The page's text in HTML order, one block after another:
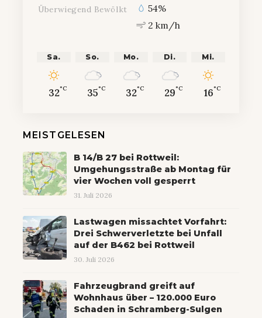
Überwiegend Bewölkt
54%
2 km/h
Sa.
32°C
So.
35°C
Mo.
32°C
Di.
29°C
Mi.
16°C
MEISTGELESEN
B 14/B 27 bei Rottweil:
Umgehungsstraße ab Montag für
vier Wochen voll gesperrt
31. Juli 2026
Lastwagen missachtet Vorfahrt:
Drei Schwerverletzte bei Unfall
auf der B462 bei Rottweil
30. Juli 2026
Fahrzeugbrand greift auf
Wohnhaus über – 120.000 Euro
Schaden in Schramberg-Sulgen